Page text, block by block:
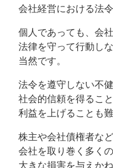
会社経営における法令
個人であっても、会
法律を守って行動し
当然です。
法令を遵守しない不
社会的信頼を得るこ
利益を上げることも難
株主や会社債権者など
会社を取り巻く多く
大きな損害を与えかね